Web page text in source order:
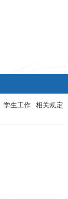
学生工作 相关规定